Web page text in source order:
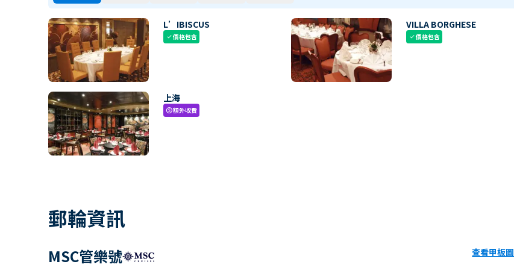
L’IBISCUS
check價格包含
VILLA BORGHESE
check價格包含
上海
paid額外收費
郵輪資訊
MSC管樂號 查看甲板圖